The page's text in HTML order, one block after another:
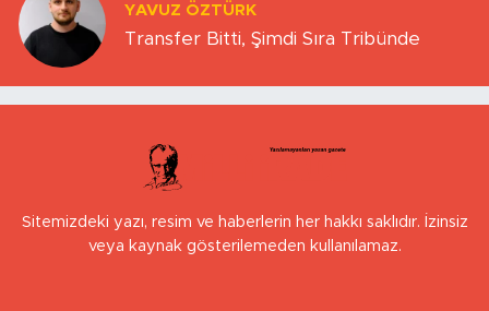
YAVUZ ÖZTÜRK
Transfer Bitti, Şimdi Sıra Tribünde
Sitemizdeki yazı, resim ve haberlerin her hakkı saklıdır. İzinsiz
veya kaynak gösterilemeden kullanılamaz.